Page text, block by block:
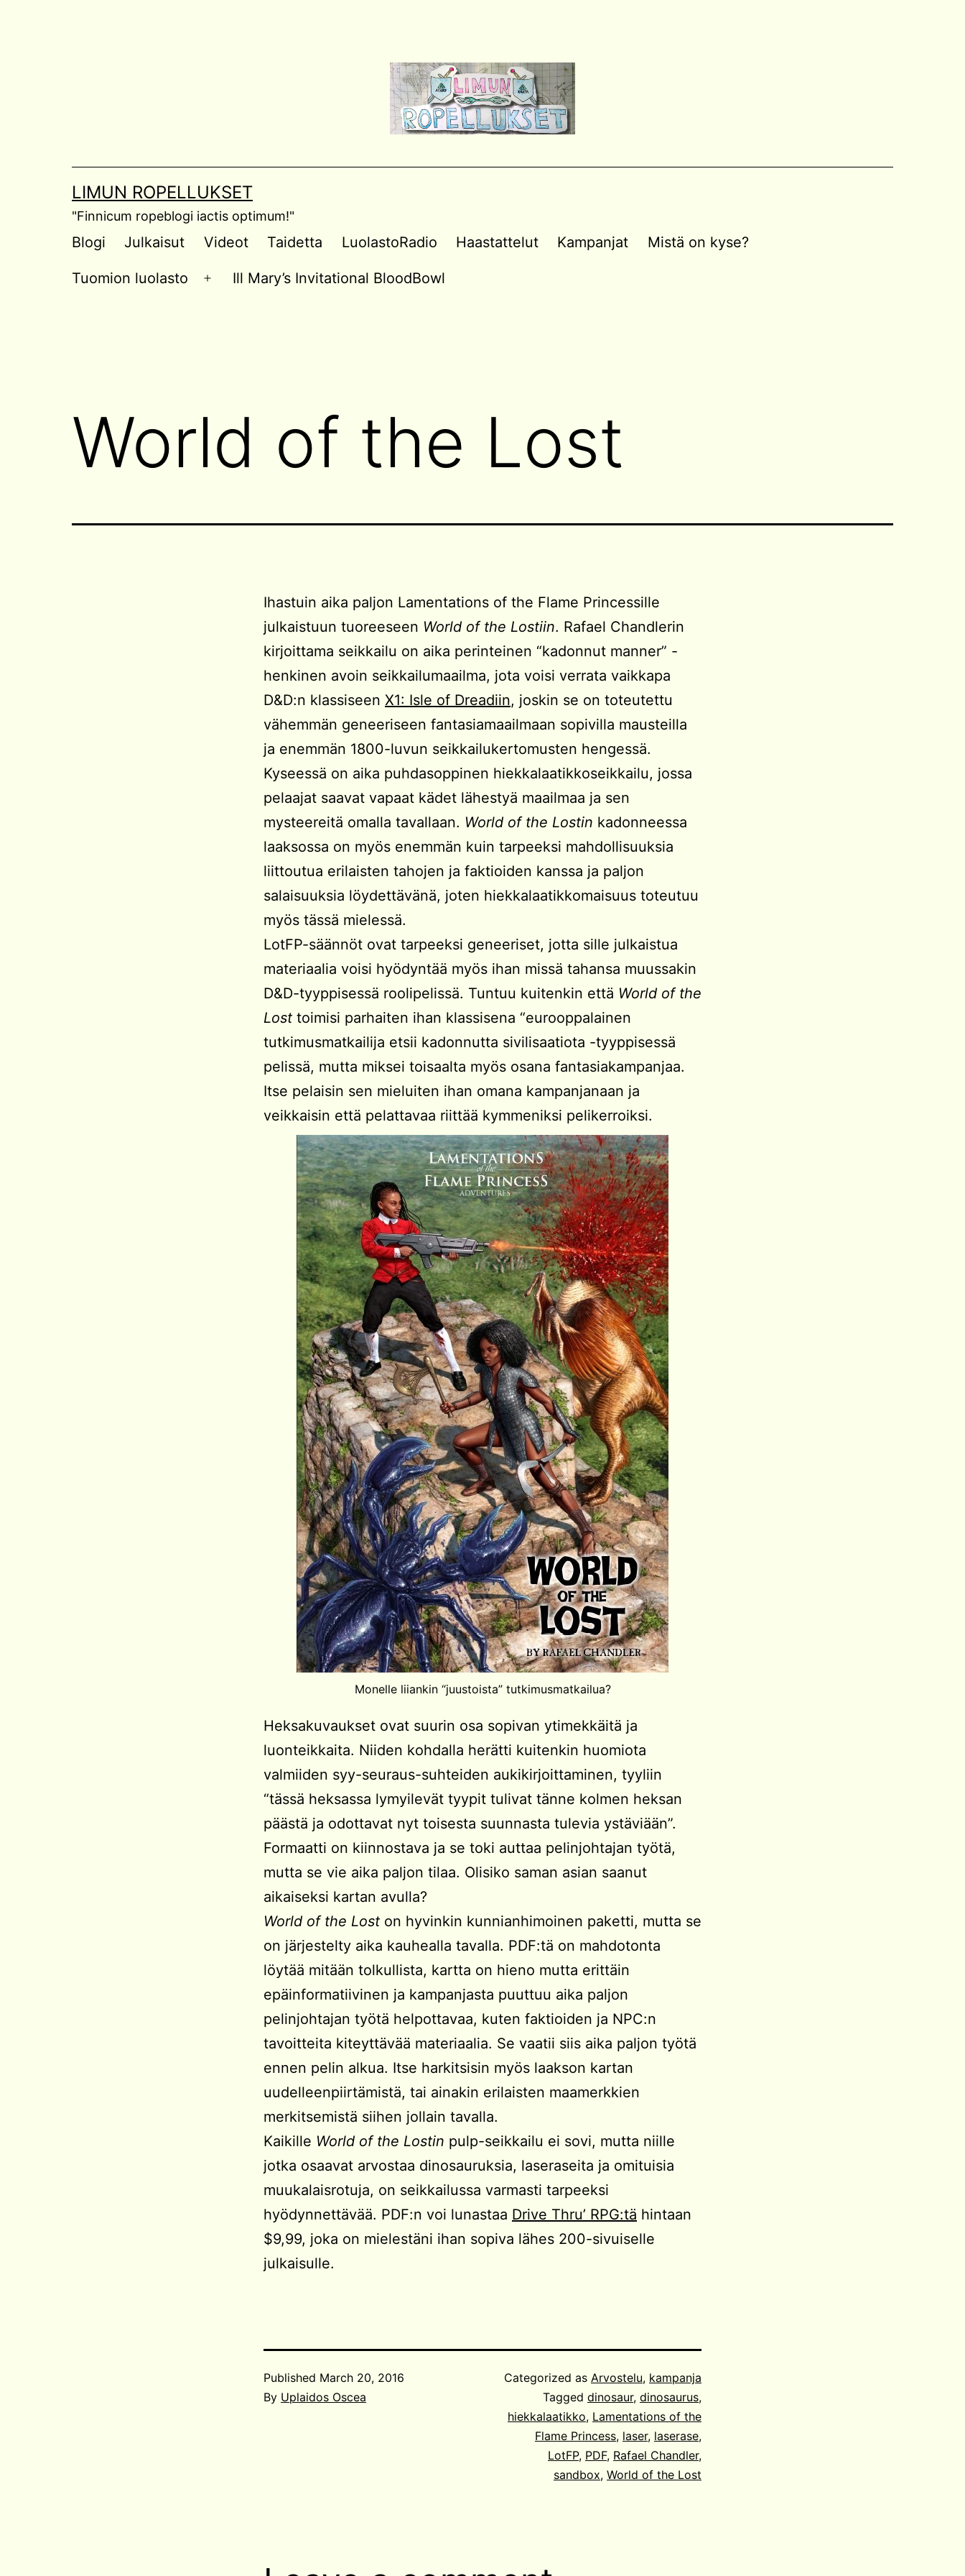
LIMUN ROPELLUKSET
"Finnicum ropeblogi iactis optimum!"
Blogi Julkaisut Videot Taidetta LuolastoRadio Haastattelut Kampanjat Mistä on kyse?
Tuomion luolasto
Open
Ill Mary’s Invitational BloodBowl
World of the Lost
Ihastuin aika paljon Lamentations of the Flame Princessille
julkaistuun tuoreeseen World of the Lostiin. Rafael Chandlerin
kirjoittama seikkailu on aika perinteinen “kadonnut manner” -
henkinen avoin seikkailumaailma, jota voisi verrata vaikkapa
D&D:n klassiseen X1: Isle of Dreadiin, joskin se on toteutettu
vähemmän geneeriseen fantasiamaailmaan sopivilla mausteilla
ja enemmän 1800-luvun seikkailukertomusten hengessä.
Kyseessä on aika puhdasoppinen hiekkalaatikkoseikkailu, jossa
pelaajat saavat vapaat kädet lähestyä maailmaa ja sen
mysteereitä omalla tavallaan. World of the Lostin kadonneessa
laaksossa on myös enemmän kuin tarpeeksi mahdollisuuksia
liittoutua erilaisten tahojen ja faktioiden kanssa ja paljon
salaisuuksia löydettävänä, joten hiekkalaatikkomaisuus toteutuu
myös tässä mielessä.
LotFP-säännöt ovat tarpeeksi geneeriset, jotta sille julkaistua
materiaalia voisi hyödyntää myös ihan missä tahansa muussakin
D&D-tyyppisessä roolipelissä. Tuntuu kuitenkin että World of the
Lost toimisi parhaiten ihan klassisena “eurooppalainen
tutkimusmatkailija etsii kadonnutta sivilisaatiota -tyyppisessä
pelissä, mutta miksei toisaalta myös osana fantasiakampanjaa.
Itse pelaisin sen mieluiten ihan omana kampanjanaan ja
veikkaisin että pelattavaa riittää kymmeniksi pelikerroiksi.
Monelle liiankin “juustoista” tutkimusmatkailua?
Heksakuvaukset ovat suurin osa sopivan ytimekkäitä ja
luonteikkaita. Niiden kohdalla herätti kuitenkin huomiota
valmiiden syy-seuraus-suhteiden aukikirjoittaminen, tyyliin
“tässä heksassa lymyilevät tyypit tulivat tänne kolmen heksan
päästä ja odottavat nyt toisesta suunnasta tulevia ystäviään”.
Formaatti on kiinnostava ja se toki auttaa pelinjohtajan työtä,
mutta se vie aika paljon tilaa. Olisiko saman asian saanut
aikaiseksi kartan avulla?
World of the Lost on hyvinkin kunnianhimoinen paketti, mutta se
on järjestelty aika kauhealla tavalla. PDF:tä on mahdotonta
löytää mitään tolkullista, kartta on hieno mutta erittäin
epäinformatiivinen ja kampanjasta puuttuu aika paljon
pelinjohtajan työtä helpottavaa, kuten faktioiden ja NPC:n
tavoitteita kiteyttävää materiaalia. Se vaatii siis aika paljon työtä
ennen pelin alkua. Itse harkitsisin myös laakson kartan
uudelleenpiirtämistä, tai ainakin erilaisten maamerkkien
merkitsemistä siihen jollain tavalla.
Kaikille World of the Lostin pulp-seikkailu ei sovi, mutta niille
jotka osaavat arvostaa dinosauruksia, laseraseita ja omituisia
muukalaisrotuja, on seikkailussa varmasti tarpeeksi
hyödynnettävää. PDF:n voi lunastaa Drive Thru’ RPG:tä hintaan
$9,99, joka on mielestäni ihan sopiva lähes 200-sivuiselle
julkaisulle.
Published March 20, 2016
By Uplaidos Oscea
Categorized as Arvostelu, kampanja
Tagged dinosaur, dinosaurus,
hiekkalaatikko, Lamentations of the
Flame Princess, laser, laserase,
LotFP, PDF, Rafael Chandler,
sandbox, World of the Lost